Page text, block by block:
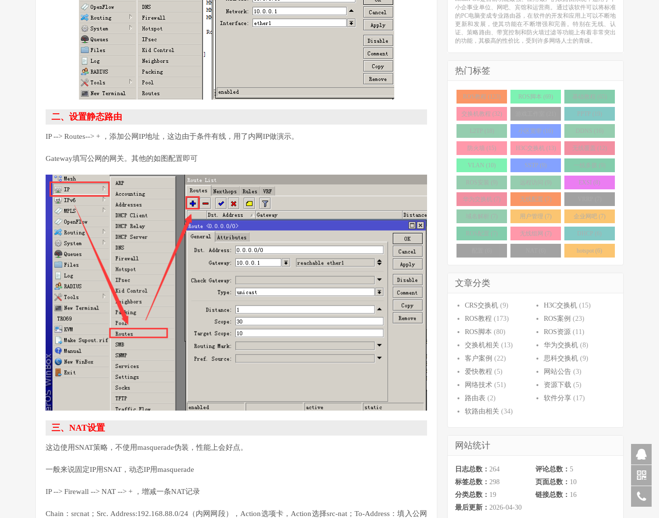
二、设置静态路由
IP --> Routes--> + ，添加公网IP地址，这边由于条件有线，用了内网IP做演示。
Gateway填写公网的网关。其他的如图配置即可
三、NAT设置
这边使用SNAT策略，不使用masquerade伪装，性能上会好点。
一般来说固定IP用SNAT，动态IP用masquerade
IP --> Firewall --> NAT --> + ，增减一条NAT记录
Chain：srcnat；Src. Address:192.168.88.0/24（内网网段），Action选项卡，Action选择src-nat；To-Address：填入公网
小企事业单位、网吧、宾馆和运营商。通过该软件可以将标准
的PC电脑变成专业路由器，在软件的开发和应用上可以不断地
更新和发展，使其功能在不断增强和完善。特别在无线、认
证、策略路由、带宽控制和防火墙过滤等功能上有着非常突出
的功能，其极高的性价比，受到许多网络人士的青睐。
热门标签
ROS教程 (123) ROS脚本 (69) 基础教程 (65)
交换机教程 (32) PPTP (19)
L2TP (18) 小区宽带 (16) DDNS (16)
防火墙 (15) H3C交换机 (13) 无线覆盖 (12)
VLAN (10) SSTP (9) 一线多拨 (9)
ROS安装 (9) 远程访问 (9) EXSI (8)
华为交换机 (7) 无线配置 (7)
域名解析 (7) 用户管理 (7) 企业网吧 (7)
ROS配置 (7) 无线组网 (7) DHCP (6)
hotspot (6)
文章分类
CRS交换机 (9) H3C交换机 (15)
ROS教程 (173) ROS案例 (23)
ROS脚本 (80) ROS资源 (11)
交换机相关 (13) 华为交换机 (8)
客户案例 (22) 思科交换机 (9)
爱快教程 (5) 网站公告 (3)
网络技术 (51) 资源下载 (5)
路由表 (2) 软件分享 (17)
软路由相关 (34)
网站统计
日志总数： 264 评论总数： 5
标签总数： 298 页面总数： 10
分类总数： 19 链接总数： 16
最后更新： 2026-04-30